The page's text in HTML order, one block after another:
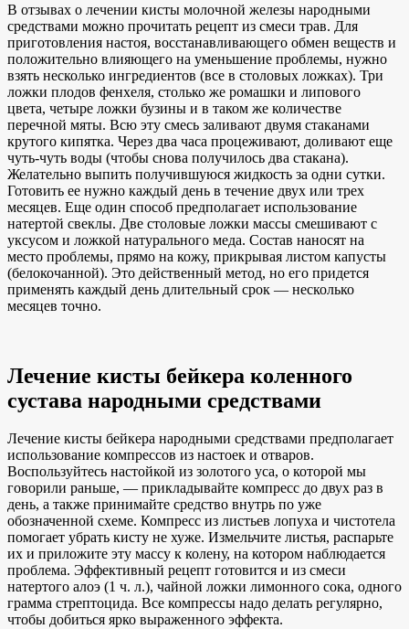
В отзывах о лечении кисты молочной железы народными
средствами можно прочитать рецепт из смеси трав. Для
приготовления настоя, восстанавливающего обмен веществ и
положительно влияющего на уменьшение проблемы, нужно
взять несколько ингредиентов (все в столовых ложках). Три
ложки плодов фенхеля, столько же ромашки и липового
цвета, четыре ложки бузины и в таком же количестве
перечной мяты. Всю эту смесь заливают двумя стаканами
крутого кипятка. Через два часа процеживают, доливают еще
чуть-чуть воды (чтобы снова получилось два стакана).
Желательно выпить получившуюся жидкость за одни сутки.
Готовить ее нужно каждый день в течение двух или трех
месяцев. Еще один способ предполагает использование
натертой свеклы. Две столовые ложки массы смешивают с
уксусом и ложкой натурального меда. Состав наносят на
место проблемы, прямо на кожу, прикрывая листом капусты
(белокочанной). Это действенный метод, но его придется
применять каждый день длительный срок — несколько
месяцев точно.
Лечение кисты бейкера коленного
сустава народными средствами
Лечение кисты бейкера народными средствами предполагает
использование компрессов из настоек и отваров.
Воспользуйтесь настойкой из золотого уса, о которой мы
говорили раньше, — прикладывайте компресс до двух раз в
день, а также принимайте средство внутрь по уже
обозначенной схеме. Компресс из листьев лопуха и чистотела
помогает убрать кисту не хуже. Измельчите листья, распарьте
их и приложите эту массу к колену, на котором наблюдается
проблема. Эффективный рецепт готовится и из смеси
натертого алоэ (1 ч. л.), чайной ложки лимонного сока, одного
грамма стрептоцида. Все компрессы надо делать регулярно,
чтобы добиться ярко выраженного эффекта.